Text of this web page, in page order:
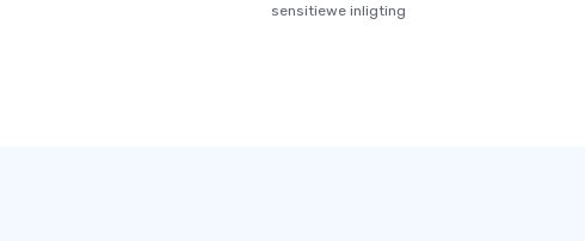
sensitiewe inligting